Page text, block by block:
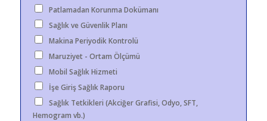
Patlamadan Korunma Dokümanı
Sağlık ve Güvenlik Planı
Makina Periyodik Kontrolü
Maruziyet - Ortam Ölçümü
Mobil Sağlık Hizmeti
İşe Giriş Sağlık Raporu
Sağlık Tetkikleri (Akciğer Grafisi, Odyo, SFT,
Hemogram vb.)